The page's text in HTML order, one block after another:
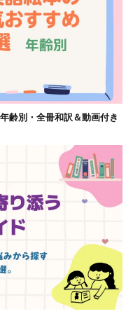
齢別・全冊和訳＆動画付き